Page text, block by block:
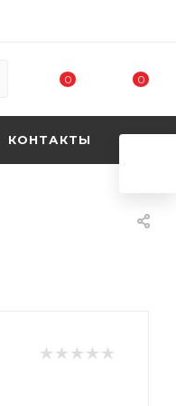
0 0
КОНТАКТЫ